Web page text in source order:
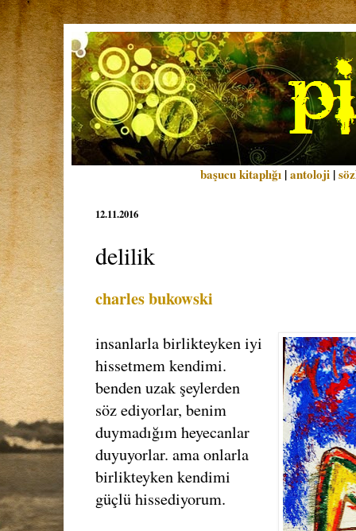
başucu kitaplığı |antoloji |
12.11.2016
delilik
charles bukowski
insanlarla birlikteyken iyi
hissetmem kendimi.
benden uzak şeylerden
söz ediyorlar, benim
duymadığım heyecanlar
duyuyorlar. ama onlarla
birlikteyken kendimi
güçlü hissediyorum.